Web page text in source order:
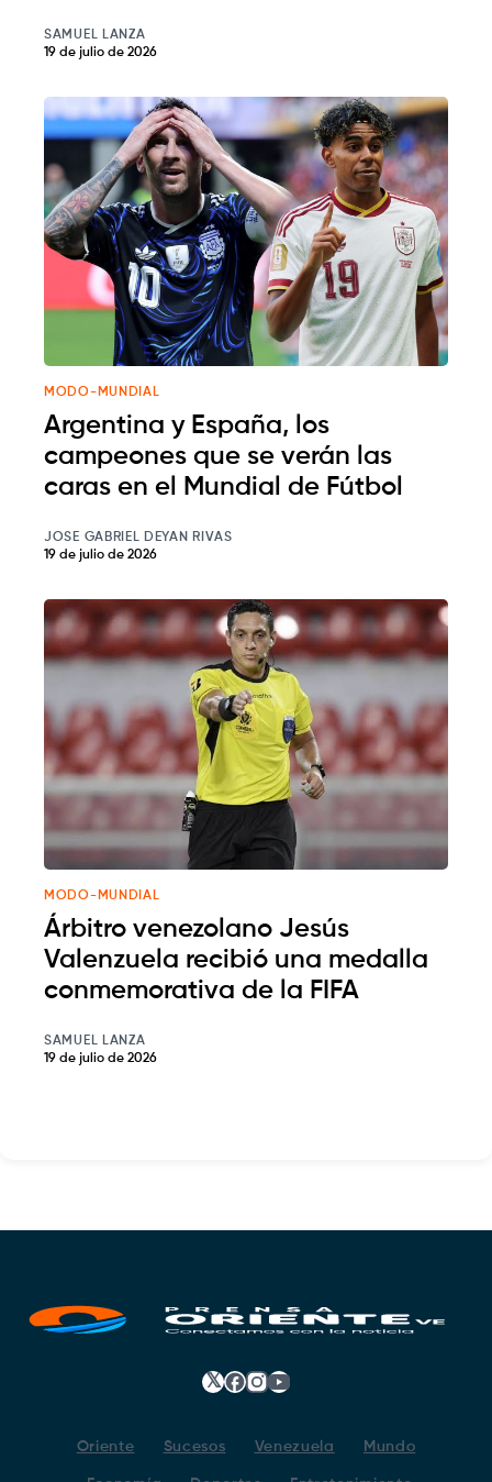
SAMUEL LANZA
19 de julio de 2026
MODO-MUNDIAL
Argentina y España, los
campeones que se verán las
caras en el Mundial de Fútbol
JOSE GABRIEL DEYAN RIVAS
19 de julio de 2026
MODO-MUNDIAL
Árbitro venezolano Jesús
Valenzuela recibió una medalla
conmemorativa de la FIFA
SAMUEL LANZA
19 de julio de 2026
𝕏 Facebook
Instagram
YouTube
Oriente Sucesos Venezuela Mundo